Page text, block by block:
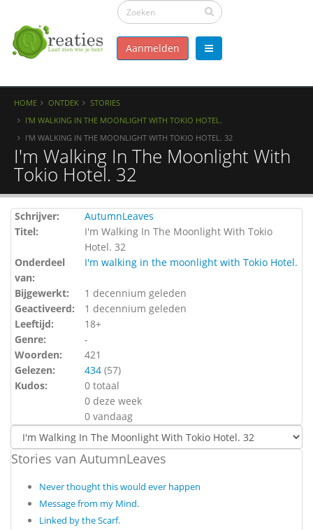
Aanmelden
HOME ONTDEK
STORIES
I'M WALKING IN THE MOONLIGHT WITH TOKIO HOTEL.
I'M WALKING IN THE MOONLIGHT WITH TOKIO HOTEL. 32
I'm Walking In The Moonlight With
Tokio Hotel. 32
Schrijver:
AutumnLeaves
Titel:
I'm Walking In The Moonlight With Tokio
Hotel. 32
Onderdeel
van:
I'm walking in the moonlight with Tokio Hotel.
Bijgewerkt:
1 decennium geleden
Geactiveerd:
1 decennium geleden
Leeftijd:
18+
Genre:
-
Woorden:
421
Gelezen:
434 (57)
Kudos:
0 totaal
0 deze week
0 vandaag
Stories van AutumnLeaves
Never thought this would ever happen
Message from my Mind.
Linked by the Scarf.